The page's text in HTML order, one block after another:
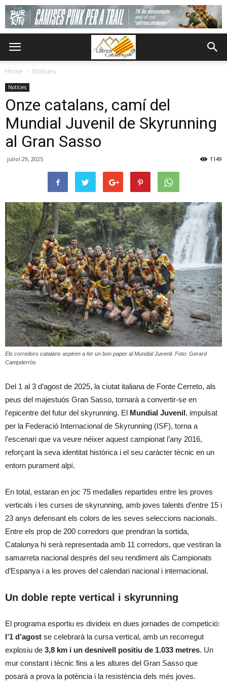
Home Notícies
Notícies
Onze catalans, camí del
Mundial Juvenil de Skyrunning
al Gran Sasso
juliol 29, 2025 1149
Els corredors catalans aspiren a fer un bon paper al Mundial Juvenil. Foto: Gerard
Campderròs
Del 1 al 3 d’agost de 2025, la ciutat italiana de Fonte Cerreto, als
peus del majestuós Gran Sasso, tornarà a convertir-se en
l’epicentre del futur del skyrunning. El Mundial Juvenil, impulsat
per la Federació Internacional de Skyrunning (ISF), torna a
l’escenari que va veure néixer aquest campionat l’any 2016,
reforçant la seva identitat històrica i el seu caràcter tècnic en un
entorn purament alpí.
En total, estaran en joc 75 medalles repartides entre les proves
verticals i les curses de skyrunning, amb joves talents d’entre 15 i
23 anys defensant els colors de les seves seleccions nacionals.
Entre els prop de 200 corredors que prendran la sortida,
Catalunya hi serà representada amb 11 corredors, que vestiran la
samarreta nacional després del seu rendiment als Campionats
d’Espanya i a les proves del calendari nacional i internacional.
Un doble repte vertical i skyrunning
El programa esportiu es divideix en dues jornades de competició:
l’1 d’agost se celebrarà la cursa vertical, amb un recorregut
explosiu de 3,8 km i un desnivell positiu de 1.033 metres. Un
mur constant i tècnic fins a les altures del Gran Sasso que
posarà a prova la potència i la resistència dels més joves.